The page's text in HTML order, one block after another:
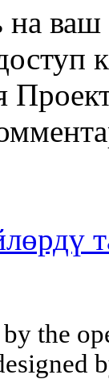
the